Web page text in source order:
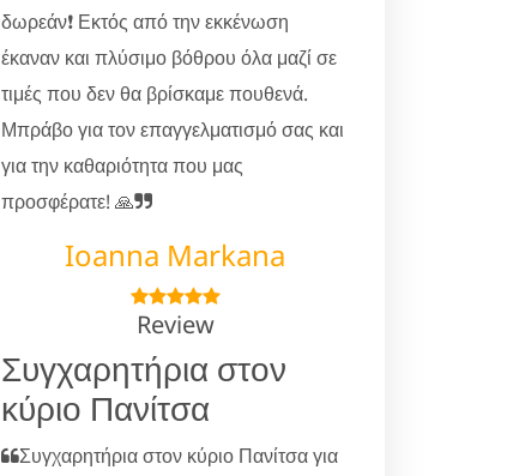
δωρεάν❗ Εκτός από την εκκένωση
έκαναν και πλύσιμο βόθρου όλα μαζί σε
τιμές που δεν θα βρίσκαμε πουθενά.
Μπράβο για τον επαγγελματισμό σας και
για την καθαριότητα που μας
προσφέρατε! 🙏
Ioanna Markana
Review
Συγχαρητήρια στον
κύριο Πανίτσα
Συγχαρητήρια στον κύριο Πανίτσα για